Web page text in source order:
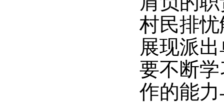
村民排
展现派
要不断
作的能